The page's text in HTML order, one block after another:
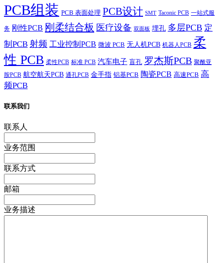
PCB组装 PCB 表面处理 PCB设计 SMT Taconic PCB 一站式服
务 刚性PCB 刚柔结合板 医疗设备 双面板 埋孔 多层PCB 定
制PCB 射频 工业控制PCB 微波 PCB 无人机PCB 机器人PCB 柔
性 PCB 柔性PCB 标准 PCB 汽车电子 盲孔 罗杰斯PCB 聚酰亚
胺PCB 航空航天PCB 通孔PCB 金手指 铝基PCB 陶瓷PCB 高速PCB 高
频PCB
联系我们
联系人
业务范围
联系方式
邮箱
业务描述